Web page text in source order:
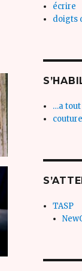
écrire
doigts
…a
couture
TASP